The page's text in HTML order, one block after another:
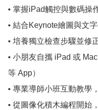
• 掌握iPad觸控與數碼操
• 結合Keynote繪圖與文
• 培養獨立檢查步驟並修
• 小朋友自攜 iPad 或
等 App）
• 專業導師小班互動教學
• 從圖像化積木編程開始